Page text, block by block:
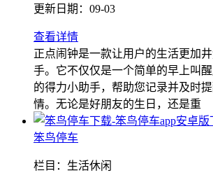
更新日期： 09-03
查看详情
正点闹钟是一款让用户的生活更加
手。它不仅仅是一个简单的早上叫
的得力小助手，帮助您记录并及时
情。无论是好朋友的生日，还是重
笨鸟停车
栏目： 生活休闲